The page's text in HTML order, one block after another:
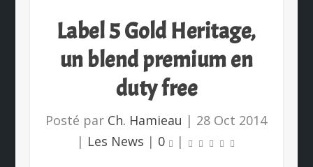
Label 5 Gold Heritage,
un blend premium en
duty free
Posté par Ch. Hamieau | 28 Oct 2014
| Les News | 0 |